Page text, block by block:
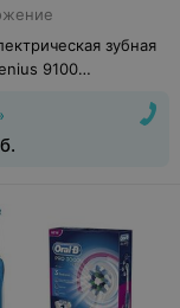
зубная
9100